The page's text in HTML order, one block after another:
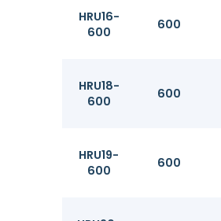
HRU16-
600
600
HRU18-
600
600
HRU19-
600
600